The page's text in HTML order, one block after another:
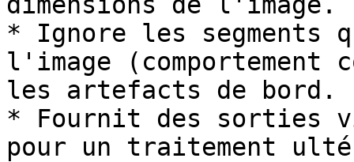
* Ignore les segments
l'image
les artefacts de bord.
* Fournit des sorties
pour un traitement